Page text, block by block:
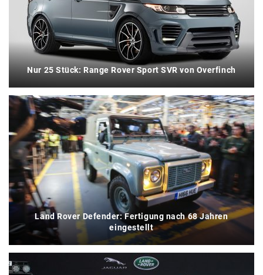
Nur 25 Stück: Range Rover Sport SVR von Overfinch
Land Rover Defender: Fertigung nach 68 Jahren
eingestellt